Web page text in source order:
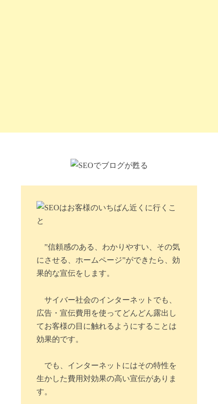
”信頼感のある、わかりやすい、その気
にさせる、ホームページ”ができたら、効
果的な宣伝をします。
サイバー社会のインターネットでも、
広告・宣伝費用を使ってどんどん露出し
てお客様の目に触れるようにすることは
効果的です。
でも、インターネットにはその特性を
生かした費用対効果の高い宣伝がありま
す。